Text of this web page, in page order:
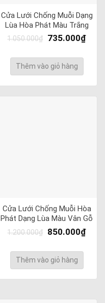
Cửa Lưới Chống Muỗi Dạng
Lùa Hòa Phát Màu Trắng
1.050.000₫ 735.000₫
Thêm vào giỏ hàng
Cửa Lưới Chống Muỗi Hòa
Phát Dạng Lùa Màu Vân Gỗ
1.200.000₫ 850.000₫
Thêm vào giỏ hàng